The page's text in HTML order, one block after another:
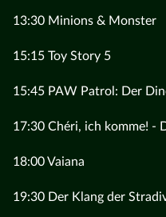
13:30 Minions & Monster
15:15 Toy Story 5
15:45 PAW Patrol: Der
17:30 Chéri, ich komme! -
18:00 Vaiana
19:30 Der Klang der